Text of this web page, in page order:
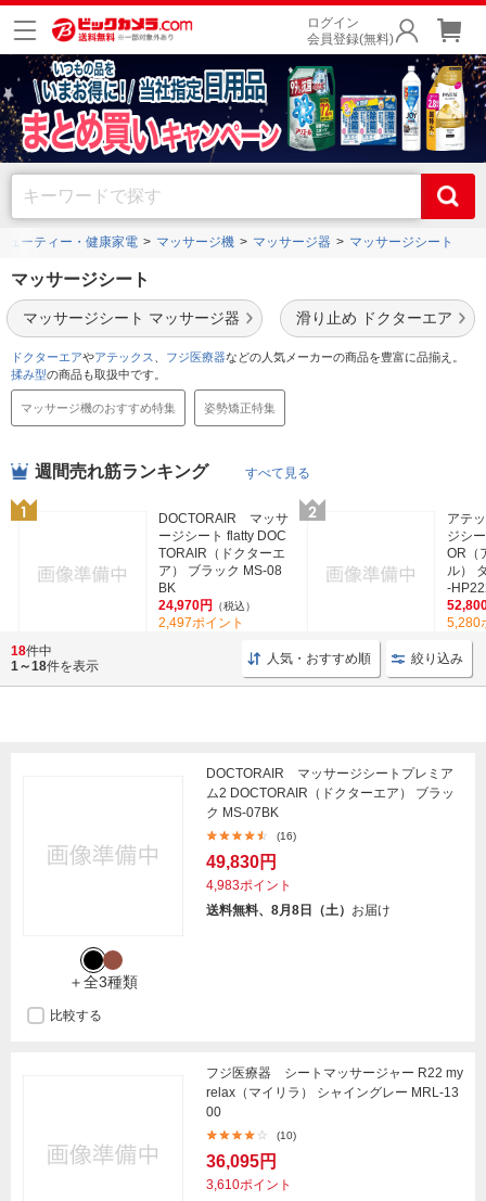
ログイン
会員登録(無料)
ューティー・健康家電 マッサージ機 マッサージ器 マッサージシート
マッサージシート
マッサージシート マッサージ器 滑り止め ドクターエア
ドクターエアやアテックス フジ医療器などの人気メーカーの商品を豊富に品揃え。
揉み型の商品も取扱中です。
マッサージ機のおすすめ特集 姿勢矯正特集
週間売れ筋ランキング すべて見る
DOCTORAIR マッサ
ージシート flatty DOC
TORAIR（ドクターエ
ア） ブラック MS-08
BK
24,970円
（税込）
2,497ポイント
アテ
ジシ
OR（
ル）
-
5,280
18件中
1～18件を表示 人気・おすすめ順 絞り込み
＋全3種類
DOCTORAIR マッサージシートプレミア
ム2 DOCTORAIR（ドクターエア） ブラッ
ク MS-07BK
(16)
49,830円
4,983ポイント
送料無料、8月8日（土） お届け
比較する
フジ医療器 シートマッサージャー R22 my
relax（マイリラ） シャイングレー MRL-13
00
(10)
36,095円
3,610ポイント